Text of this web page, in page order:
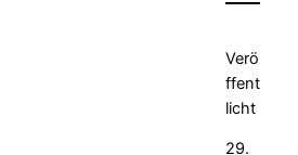
Verö
ffent
licht
29.